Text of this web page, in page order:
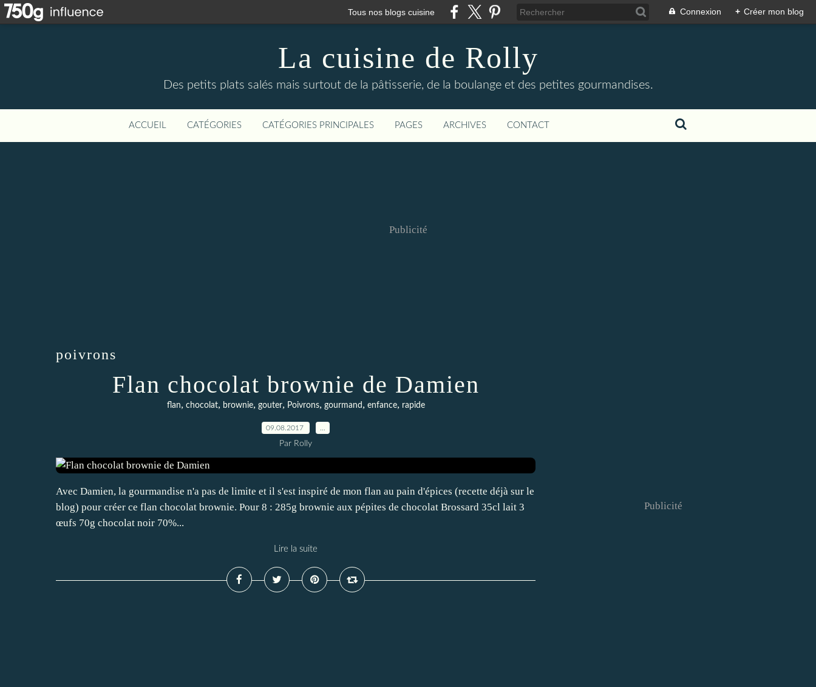
Tous nos blogs cuisine Connexion + Créer mon blog
La cuisine de Rolly
Des petits plats salés mais surtout de la pâtisserie, de la boulange et des petites gourmandises.
ACCUEIL CATÉGORIES CATÉGORIES PRINCIPALES PAGES ARCHIVES CONTACT
Publicité
poivrons
Flan chocolat brownie de Damien
flan, chocolat, brownie, gouter, Poivrons, gourmand , enfance, rapide
09.08.2017
Par Rolly
Avec Damien, la gourmandise n'a pas de limite et il s'est inspiré de mon flan au pain d'épices (recette déjà sur le
blog) pour créer ce flan chocolat brownie. Pour 8 : 285g brownie aux pépites de chocolat Brossard 35cl lait 3
œufs 70g chocolat noir 70%...
Lire la suite
Publicité